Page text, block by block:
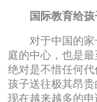
国际教育给孩
对于中国的家
庭的中心，也是
绝对是不惜任何
孩子送往极其昂贵
现在越来越多的